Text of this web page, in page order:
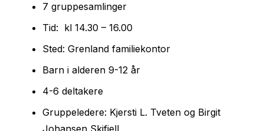
7 gruppesamlinger
Tid: kl 14.30 – 16.00
Sted: Grenland familiekontor
Barn i alderen 9-12 år
4-6 deltakere
Gruppeledere: Kjersti L. Tveten og Birgit
Johansen Skifjell